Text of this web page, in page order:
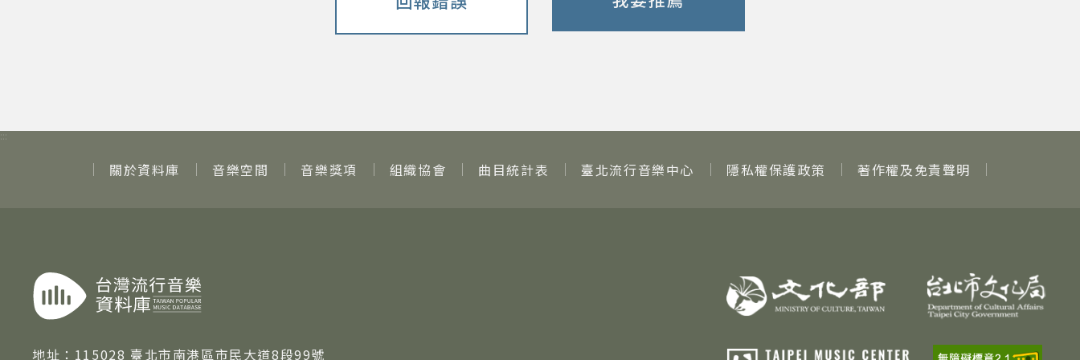
:::
關於資料庫 音樂空間 音樂獎項 組織協會 曲目統計表 臺北流行音樂中心 隱私權保護政策 著作權及免責聲明
地址： 115028 臺北市南港區市民大道8段99號